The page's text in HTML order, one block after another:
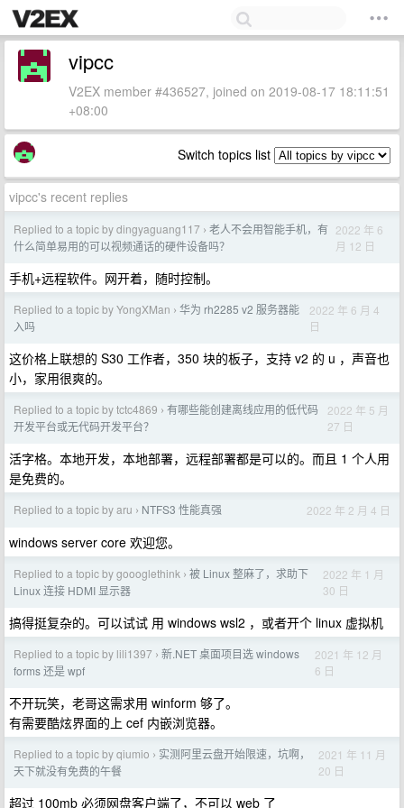
vipcc
V2EX member #436527, joined on 2019-08-17 18:11:51
+08:00
Switch topics list
vipcc's recent replies
Replied to a topic by dingyaguang117 › 老人不会用智能手机，有
什么简单易用的可以视频通话的硬件设备吗？
2022 年 6
月 12 日
手机+远程软件。网开着，随时控制。
Replied to a topic by YongXMan › 华为 rh2285 v2 服务器能
入吗
2022 年 6 月 4
日
这价格上联想的 S30 工作者，350 块的板子，支持 v2 的 u ，声音也
小，家用很爽的。
Replied to a topic by tctc4869 › 有哪些能创建离线应用的低代码
开发平台或无代码开发平台？
2022 年 5 月
27 日
活字格。本地开发，本地部署，远程部署都是可以的。而且 1 个人用
是免费的。
Replied to a topic by aru › NTFS3 性能真强 2022 年 2 月 4 日
windows server core 欢迎您。
Replied to a topic by goooglethink › 被 Linux 整麻了，求助下
Linux 连接 HDMI 显示器
2022 年 1 月
30 日
搞得挺复杂的。可以试试 用 windows wsl2 ，或者开个 linux 虚拟机
Replied to a topic by lili1397 › 新.NET 桌面项目选 windows
forms 还是 wpf
2021 年 12 月
6 日
不开玩笑，老哥这需求用 winform 够了。
有需要酷炫界面的上 cef 内嵌浏览器。
Replied to a topic by qiumio › 实测阿里云盘开始限速，坑啊，
天下就没有免费的午餐
2021 年 11 月
20 日
超过 100mb 必须网盘客户端了，不可以 web 了